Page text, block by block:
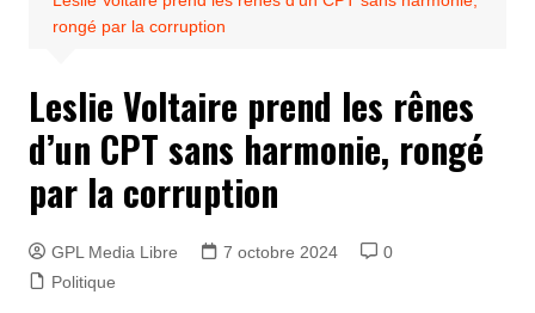
rongé par la corruption
Leslie Voltaire prend les rênes
d’un CPT sans harmonie, rongé
par la corruption
GPL Media Libre 7 octobre 2024
0
Politique